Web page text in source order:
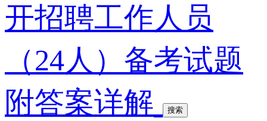
开招聘工作人员
（24人）备考试题
附答案详解
搜索